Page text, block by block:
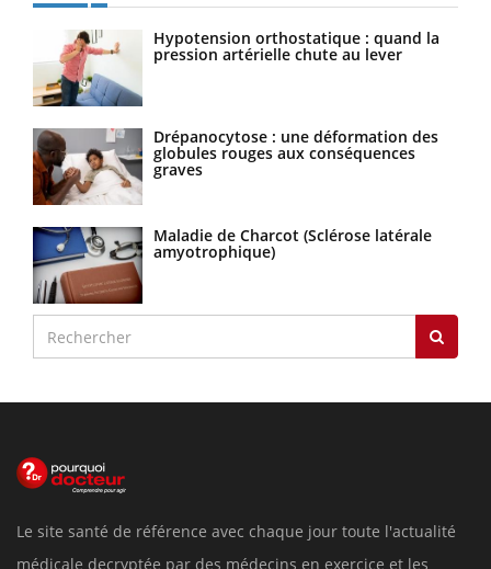
Hypotension orthostatique : quand la
pression artérielle chute au lever
Drépanocytose : une déformation des
globules rouges aux conséquences
graves
Maladie de Charcot (Sclérose latérale
amyotrophique)
Le site santé de référence avec chaque jour toute l'actualité
médicale decryptée par des médecins en exercice et les